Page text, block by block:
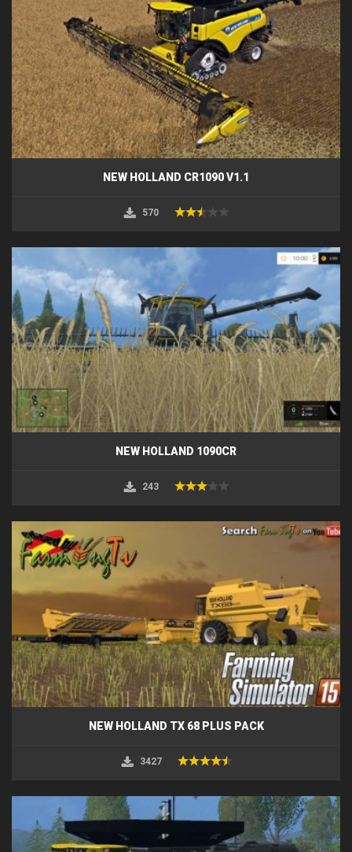
NEW HOLLAND CR1090 V1.1
570
NEW HOLLAND 1090CR
243
NEW HOLLAND TX 68 PLUS PACK
3427